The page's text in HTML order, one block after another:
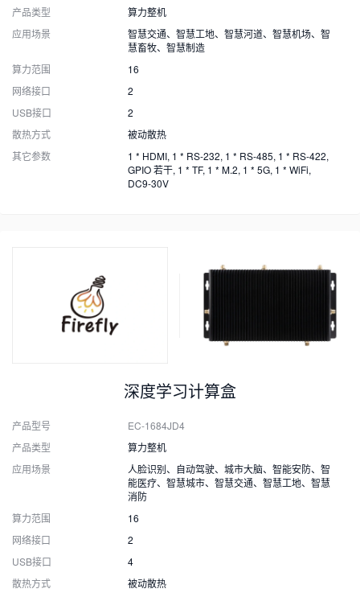
产品类型
算力整机
应用场景
智慧交通、智慧工地、智慧河道、智慧机场、智
慧畜牧、智慧制造
算力范围
16
网络接口
2
USB接口
2
散热方式
被动散热
其它参数
1 * HDMI, 1 * RS-232, 1 * RS-485, 1 * RS-422,
GPIO 若干, 1 * TF, 1 * M.2, 1 * 5G, 1 * WiFi,
DC9-30V
深度学习计算盒
产品型号
EC-1684JD4
产品类型
算力整机
应用场景
人脸识别、自动驾驶、城市大脑、智能安防、智
能医疗、智慧城市、智慧交通、智慧工地、智慧
消防
算力范围
16
网络接口
2
USB接口
4
散热方式
被动散热